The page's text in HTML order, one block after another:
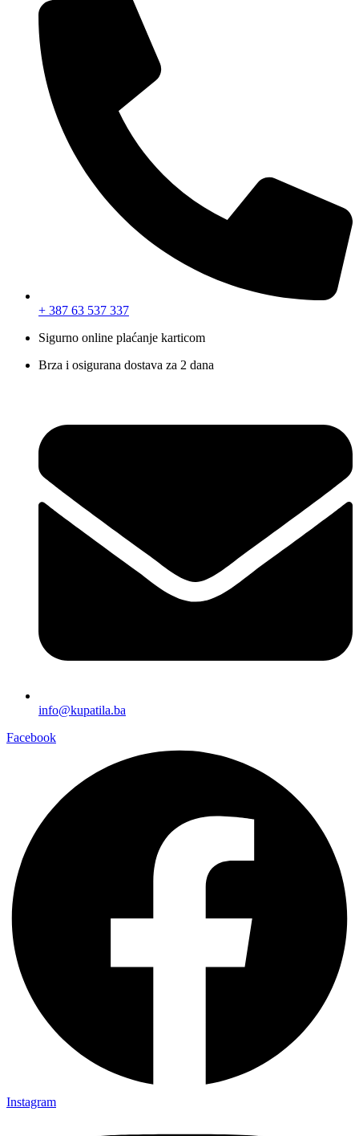
+ 387 63 537 337
Sigurno online plaćanje karticom
Brza i osigurana dostava za 2 dana
info@kupatila.ba
Facebook
Instagram